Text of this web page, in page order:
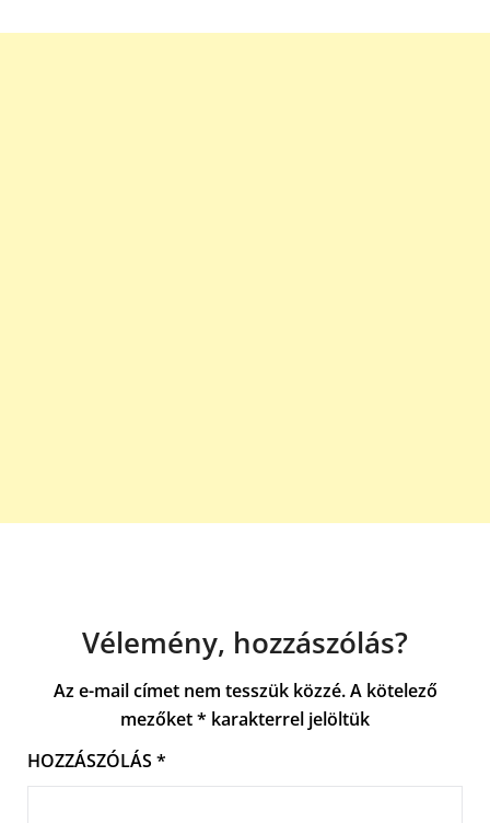
Vélemény, hozzászólás?
Az e-mail címet nem tesszük közzé. A kötelező
mezőket* karakterrel jelöltük
HOZZÁSZÓLÁS *